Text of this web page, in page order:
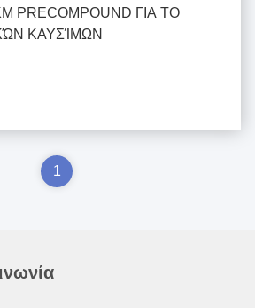
PRECOMPOUND ΓΙΑ ΤΟ
ΚΑΥΣΊΜΩΝ
1